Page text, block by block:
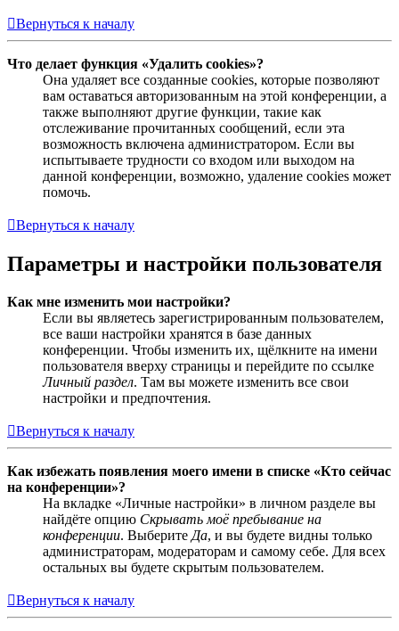
Вернуться к началу
Что делает функция «Удалить cookies»?
Она удаляет все созданные cookies, которые позволяют
вам оставаться авторизованным на этой конференции, а
также выполняют другие функции, такие как
отслеживание прочитанных сообщений, если эта
возможность включена администратором. Если вы
испытываете трудности со входом или выходом на
данной конференции, возможно, удаление cookies может
помочь.
Вернуться к началу
Параметры и настройки пользователя
Как мне изменить мои настройки?
Если вы являетесь зарегистрированным пользователем,
все ваши настройки хранятся в базе данных
конференции. Чтобы изменить их, щёлкните на имени
пользователя вверху страницы и перейдите по ссылке
Личный раздел. Там вы можете изменить все свои
настройки и предпочтения.
Вернуться к началу
Как избежать появления моего имени в списке «Кто сейчас
на конференции»?
На вкладке «Личные настройки» в личном разделе вы
найдёте опцию Скрывать моё пребывание на
конференции. Выберите Да, и вы будете видны только
администраторам, модераторам и самому себе. Для всех
остальных вы будете скрытым пользователем.
Вернуться к началу